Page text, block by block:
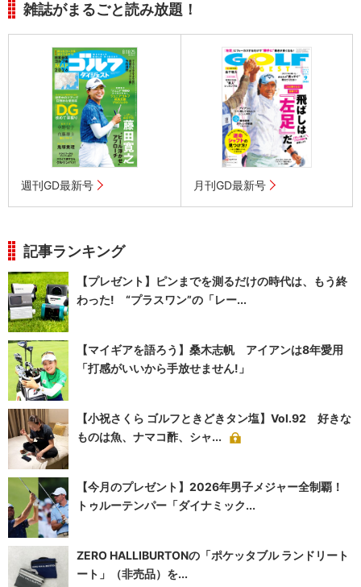
雑誌がまるごと読み放題！
週刊GD最新号 月刊GD最新号
記事ランキング
【プレゼント】ピンまでを測るだけの時代は、もう終
わった! “プラスワン”の「レー...
【マイギアを語ろう】桑木志帆 アイアンは8年愛用
「打感がいいから手放せません!」
【小祝さくら ゴルフときどきタン塩】Vol.92 好きな
ものは魚、ナマコ酢、シャ...
【今月のプレゼント】2026年男子メジャー全制覇！
トゥルーテンパー「ダイナミック...
ZERO HALLIBURTONの「ポケッタブル ランドリート
ート」（非売品）を...